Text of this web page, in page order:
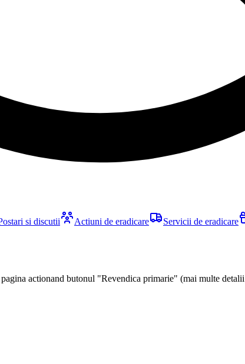
si discutii Actiuni de eradicare Servicii de eradicare
actionand butonul "Revendica primarie" (mai multe detalii